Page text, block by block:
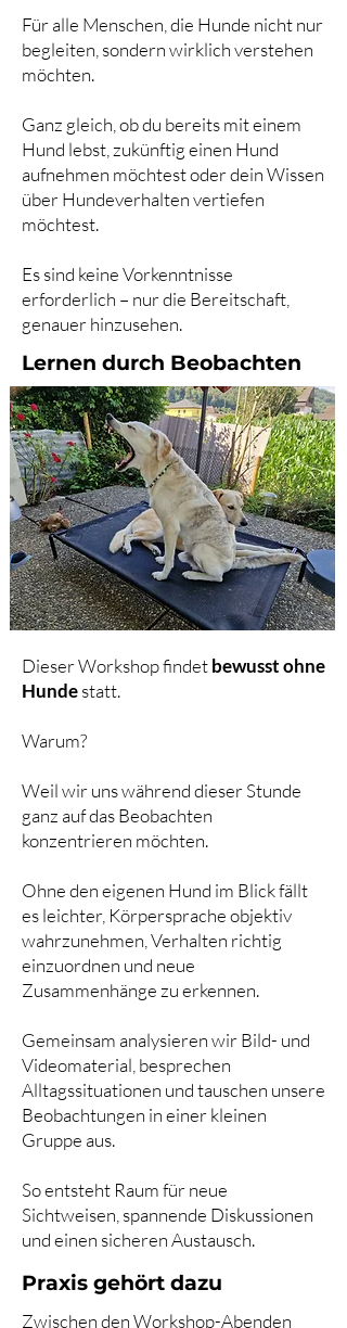
Für alle Menschen, die Hunde nicht nur
begleiten, sondern wirklich verstehen
möchten.
Ganz gleich, ob du bereits mit einem
Hund lebst, zukünftig einen Hund
aufnehmen möchtest oder dein Wissen
über Hundeverhalten vertiefen
möchtest.
Es sind keine Vorkenntnisse
erforderlich – nur die Bereitschaft,
genauer hinzusehen.
Lernen durch Beobachten
Dieser Workshop findetbewusst ohne
Hundestatt.
Warum?
Weil wir uns während dieser Stunde
ganz auf das Beobachten
konzentrieren möchten.
Ohne den eigenen Hund im Blick fällt
es leichter, Körpersprache objektiv
wahrzunehmen, Verhalten richtig
einzuordnen und neue
Zusammenhänge zu erkennen.
Gemeinsam analysieren wir Bild- und
Videomaterial, besprechen
Alltagssituationen und tauschen unsere
Beobachtungen in einer kleinen
Gruppe aus.
So entsteht Raum für neue
Sichtweisen, spannende Diskussionen
und einen sicheren Austausch.
Praxis gehört dazu
Zwischen den Workshop-Abenden